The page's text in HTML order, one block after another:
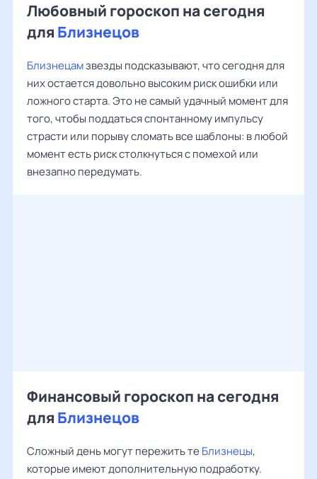
Любовный гороскоп на сегодня
для Близнецов
Близнецамзвезды подсказывают, что сегодня для
них остается довольно высоким риск ошибки или
ложного старта. Это не самый удачный момент для
того, чтобы поддаться спонтанному импульсу
страсти или порыву сломать все шаблоны: в любой
момент есть риск столкнуться с помехой или
внезапно передумать.
Финансовый гороскоп на сегодня
для Близнецов
Сложный день могут пережить те Близнецы,
которые имеют дополнительную подработку.